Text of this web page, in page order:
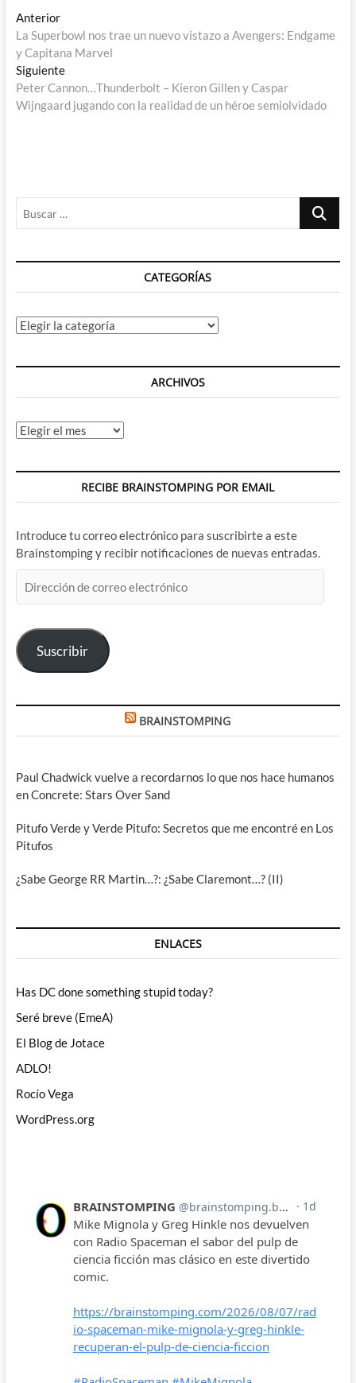
Navegación
de
entradas
AnteriorEntrada
anterior:
La Superbowl nos trae un nuevo vistazo a Avengers: Endgame
y Capitana Marvel
SiguienteEntrada
siguiente:
Peter Cannon…Thunderbolt – Kieron Gillen y Caspar
Wijngaard jugando con la realidad de un héroe semiolvidado
Buscar
CATEGORÍAS
Categorías
ARCHIVOS
Archivos
RECIBE BRAINSTOMPING POR EMAIL
Introduce tu correo electrónico para suscribirte a este
Brainstomping y recibir notificaciones de nuevas entradas.
de
electrónico
Suscribir
BRAINSTOMPING
Paul Chadwick vuelve a recordarnos lo que nos hace humanos
en Concrete: Stars Over Sand
Pitufo Verde y Verde Pitufo: Secretos que me encontré en Los
Pitufos
¿Sabe George RR Martin…?: ¿Sabe Claremont…? (II)
ENLACES
Has DC done something stupid today?
Seré breve (EmeA)
El Blog de Jotace
ADLO!
Rocío Vega
WordPress.org